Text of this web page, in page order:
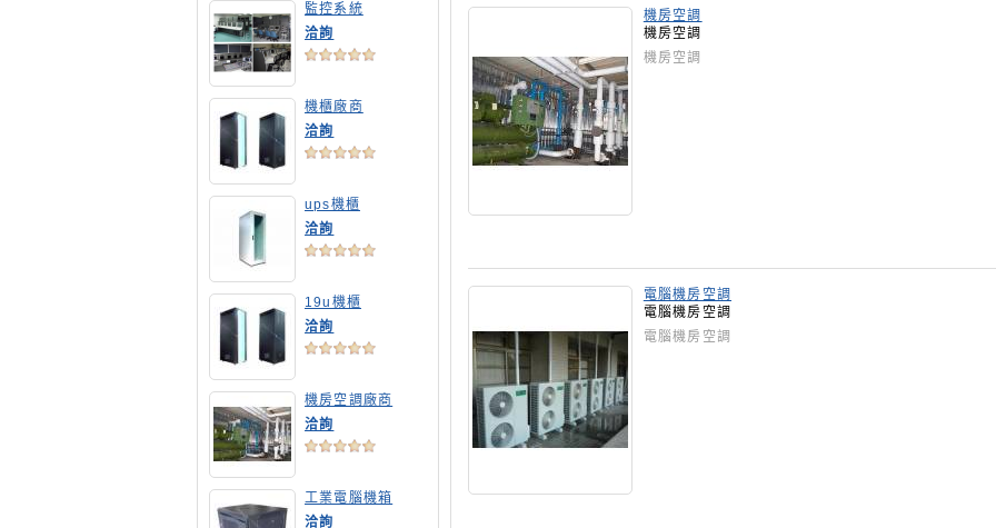
監控系統
洽詢
機櫃廠商
洽詢
ups機櫃
洽詢
19u機櫃
洽詢
機房空調廠商
洽詢
工業電腦機箱
洽詢
機房空調
機房空調
機房空調
電腦機房空調
電腦機房空調
電腦機房空調